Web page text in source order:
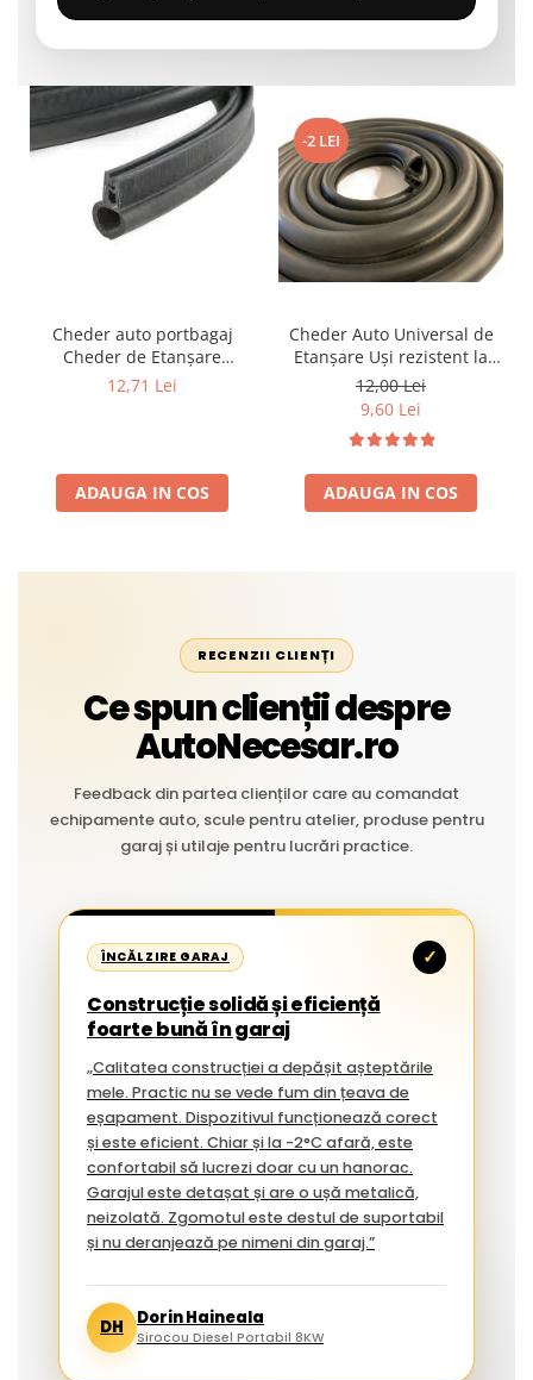
Cheder auto portbagaj
Cheder de Etanșare
Profesional din Cauciuc -
Liniar
12,71 Lei
ADAUGA IN COS
-2 LEI
Cheder Auto Universal de
Etanșare Uși rezistent la
intemperii, raze UV,
îmbătrânire și temperaturi
extreme
12,00 Lei
9,60 Lei
ADAUGA IN COS
RECENZII CLIENȚI
Ce spun clienții despre
AutoNecesar.ro
Feedback din partea clienților care au comandat
echipamente auto, scule pentru atelier, produse pentru
garaj și utilaje pentru lucrări practice.
ÎNCĂLZIRE GARAJ ✓
Construcție solidă și eficiență
foarte bună în garaj
„Calitatea construcției a depășit așteptările
mele. Practic nu se vede fum din țeava de
eșapament. Dispozitivul funcționează corect
și este eficient. Chiar și la -2°C afară, este
confortabil să lucrezi doar cu un hanorac.
Garajul este detașat și are o ușă metalică,
neizolată. Zgomotul este destul de suportabil
și nu deranjează pe nimeni din garaj.”
DH Dorin Haineala
Sirocou Diesel Portabil 8KW